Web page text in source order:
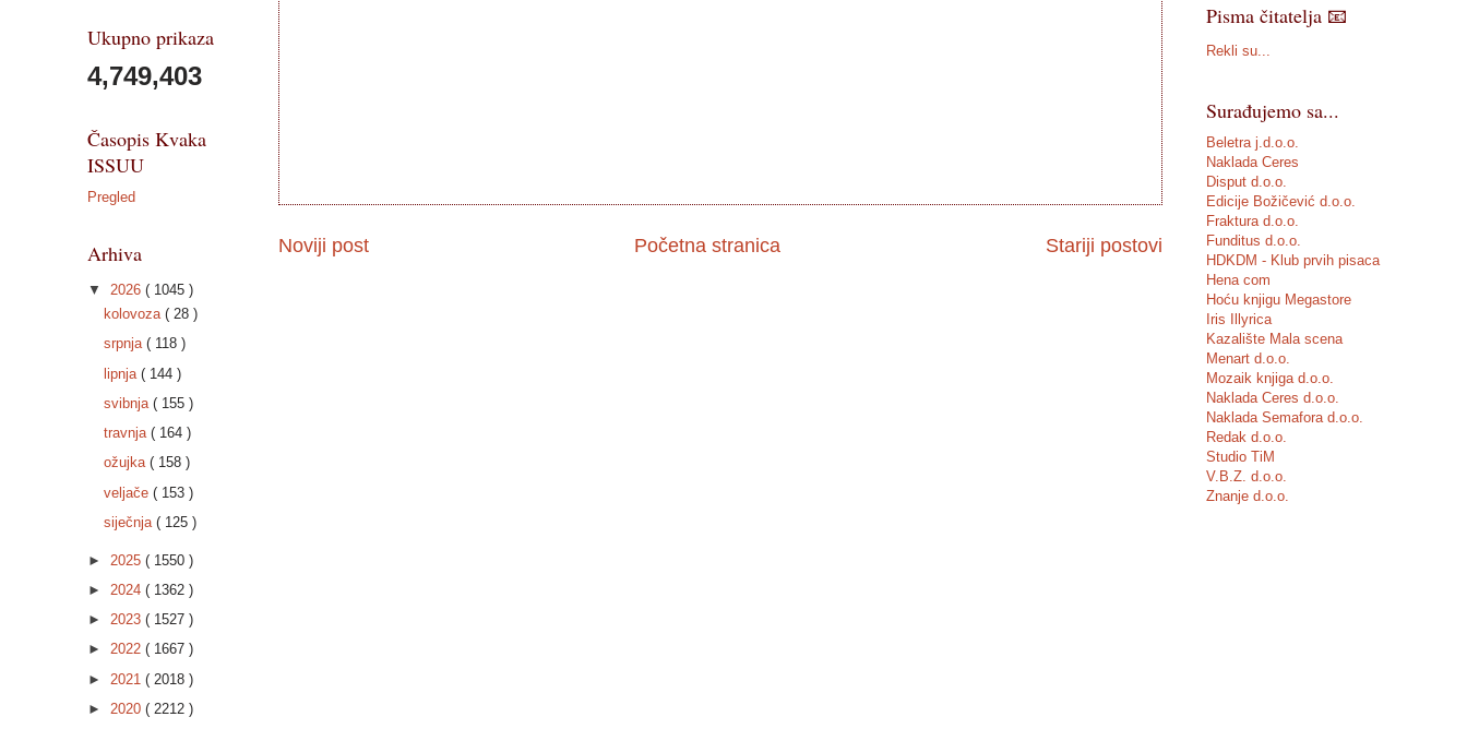
Noviji post Stariji postovi
Početna stranica
Ukupno prikaza
4,749,403
Časopis Kvaka
ISSUU
Pregled
Arhiva
▼ 2026 ( 1045 )
kolovoza ( 28 )
srpnja ( 118 )
lipnja ( 144 )
svibnja ( 155 )
travnja ( 164 )
ožujka ( 158 )
veljače ( 153 )
siječnja ( 125 )
► 2025 ( 1550 )
► 2024 ( 1362 )
► 2023 ( 1527 )
► 2022 ( 1667 )
► 2021 ( 2018 )
► 2020 ( 2212 )
Pisma čitatelja 📧
Rekli su...
Surađujemo sa...
Beletra j.d.o.o.
Naklada Ceres
Disput d.o.o.
Edicije Božičević d.o.o.
Fraktura d.o.o.
Funditus d.o.o.
HDKDM - Klub prvih pisaca
Hena com
Hoću knjigu Megastore
Iris Illyrica
Kazalište Mala scena
Menart d.o.o.
Mozaik knjiga d.o.o.
Naklada Ceres d.o.o.
Naklada Semafora d.o.o.
Redak d.o.o.
Studio TiM
V.B.Z. d.o.o.
Znanje d.o.o.